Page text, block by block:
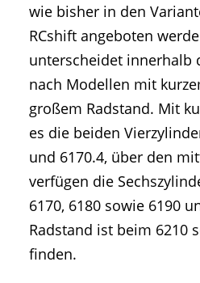
wie bisher in den
RCshift angeboten
unterscheidet innerhalb
nach Modellen mit
großem Radstand. Mit
es die beiden
und 6170.4, über den
verfügen die
6170, 6180 sowie 6190
Radstand ist beim 6210
finden.